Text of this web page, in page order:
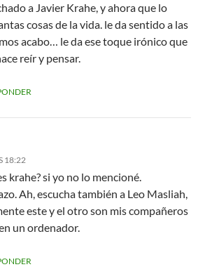
a Javier Krahe, y ahora que lo
cosas de la vida. le da sentido a las
acabo… le da ese toque irónico que
reír y pensar.
18:22
krahe? si yo no lo mencioné.
Ah, escucha también a Leo Masliah,
este y el otro son mis compañeros
un ordenador.